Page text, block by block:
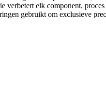
verbetert elk component,
gebruikt om exclusieve